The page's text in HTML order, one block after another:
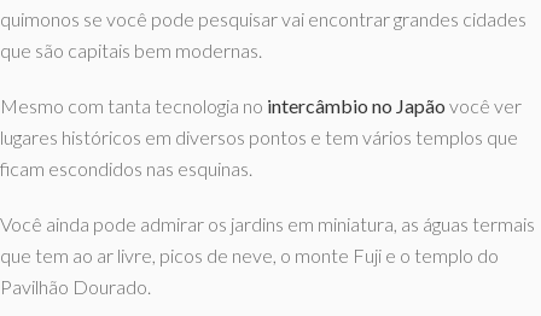
quimonos se você pode pesquisar vai encontrar grandes cidades
que são capitais bem modernas.
Mesmo com tanta tecnologia no intercâmbio no Japão você ver
lugares históricos em diversos pontos e tem vários templos que
ficam escondidos nas esquinas.
Você ainda pode admirar os jardins em miniatura, as águas termais
que tem ao ar livre, picos de neve, o monte Fuji e o templo do
Pavilhão Dourado.